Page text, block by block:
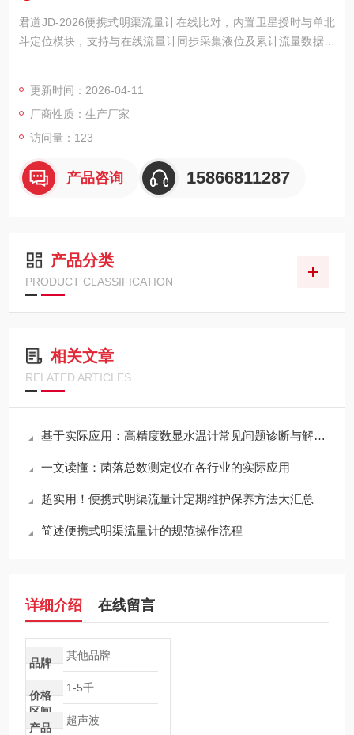
君道JD-2026便携式明渠流量计在线比对，内置卫星授时与单北
斗定位模块，支持与在线流量计同步采集液位及累计流量数据，
适配十种标准堰槽，专用于在线监测系统的现场比对测试。
更新时间：2026-04-11
厂商性质：生产厂家
访问量：123
产品咨询 15866811287
产品分类
PRODUCT CLASSIFICATION
相关文章
RELATED ARTICLES
基于实际应用：高精度数显水温计常见问题诊断与解决策略
一文读懂：菌落总数测定仪在各行业的实际应用
超实用！便携式明渠流量计定期维护保养方法大汇总
简述便携式明渠流量计的规范操作流程
详细介绍 在线留言
品牌
其他品牌
价格
区间
1-5千
产品
超声波